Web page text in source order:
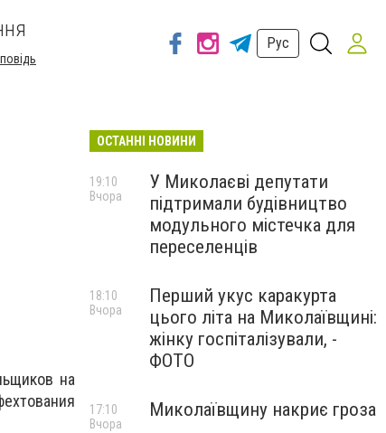
Рус
на
ОСТАННІ НОВИНИ
У Миколаєві депутати
підтримали будівництво
модульного містечка для
переселенців
19:10
Вчора
Перший укус каракурта
цього літа на Миколаївщині:
жінку госпіталізували, -
ФОТО
18:10
Вчора
Миколаївщину накриє гроза
17:10
Вчора